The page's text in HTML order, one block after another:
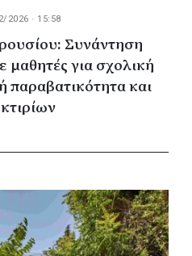
2026 · 15:58
Συνάντηση
μαθητές για σχολική
παραβατικότητα και